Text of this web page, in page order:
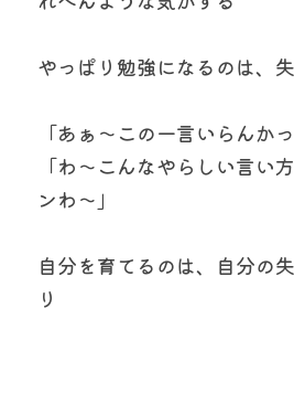
やっぱり勉強になるのは、失
「あぁ～この一言いらんか
「わ～こんなやらしい言い
ンわ～」
自分を育てるのは、自分の
り